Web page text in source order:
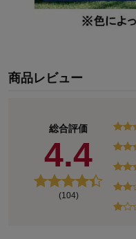
商品レビュー
総合評価
4.4
(104)